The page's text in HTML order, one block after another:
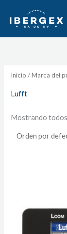
Inicio / Marca del
Lufft
Mostrando